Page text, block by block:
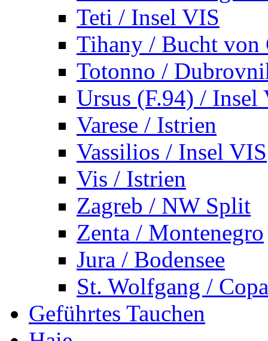
Teti / Insel VIS
Tihany / Bucht von
Totonno /
Ursus (F.94) / Insel
Varese / Istrien
Vassilios / Insel VIS
Vis / Istrien
Zagreb / NW Split
Zenta / Montenegro
Jura / Bodensee
St. Wolfgang /
Geführtes Tauchen